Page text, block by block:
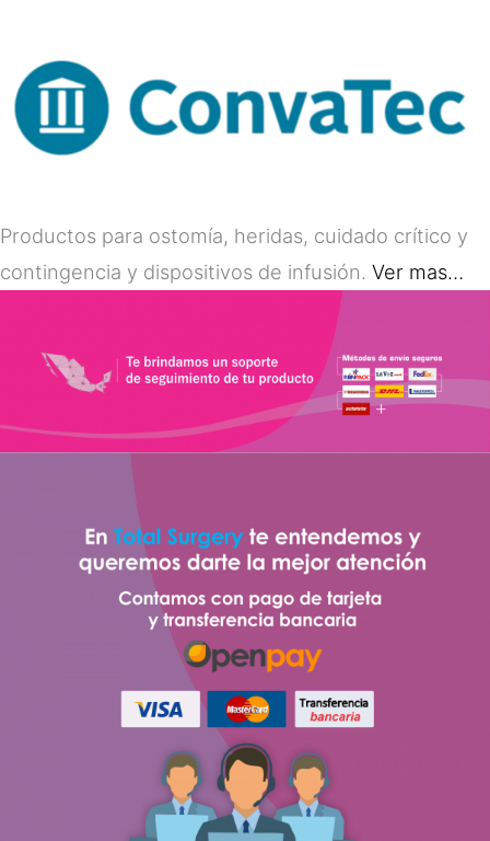
Productos para ostomía, heridas, cuidado crítico y
contingencia y dispositivos de infusión. Ver mas…